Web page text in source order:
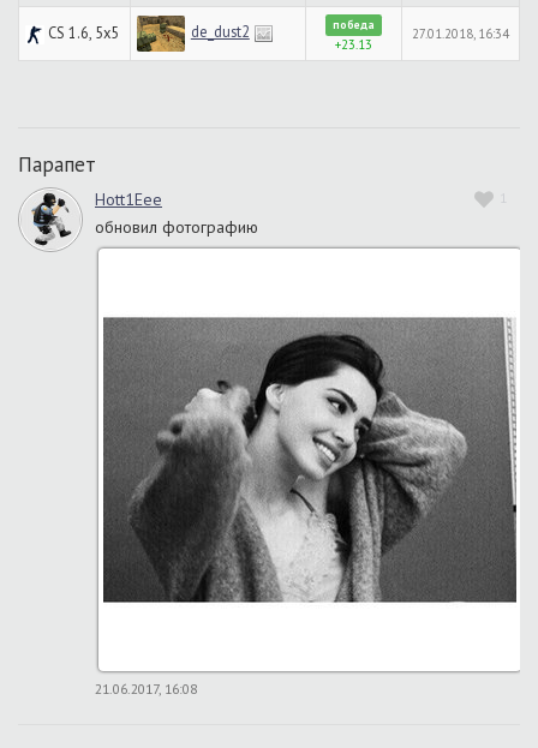
CS 1.6, 5x5 de_dust2 победа
+23.13
27.01.2018, 16:34
Парапет
1
Hott1Eee
обновил фотографию
21.06.2017, 16:08